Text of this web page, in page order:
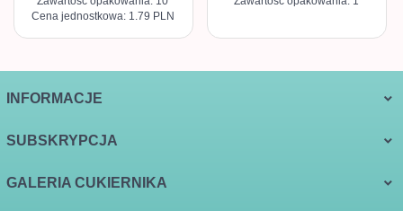
Cena jednostkowa: 1.79 PLN
INFORMACJE
SUBSKRYPCJA
GALERIA CUKIERNIKA